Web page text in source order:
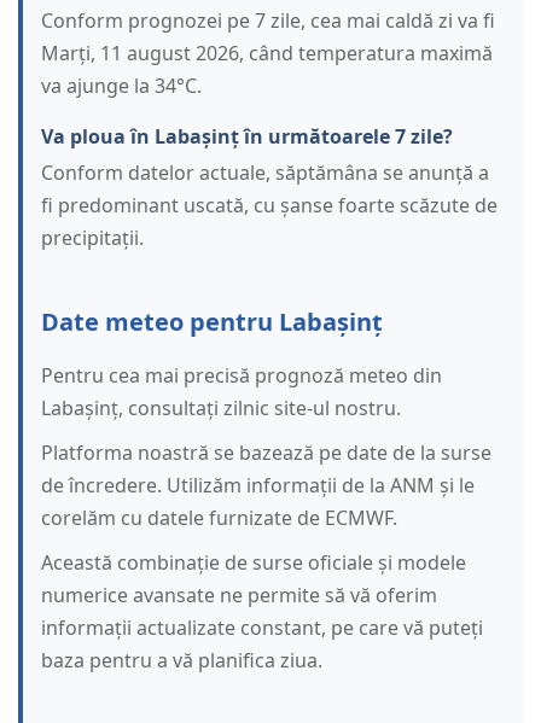
Conform prognozei pe 7 zile, cea mai caldă zi va fi
Marți, 11 august 2026, când temperatura maximă
va ajunge la 34°C.
Va ploua în Labașinț în următoarele 7 zile?
Conform datelor actuale, săptămâna se anunță a
fi predominant uscată, cu șanse foarte scăzute de
precipitații.
Date meteo pentru Labașinț
Pentru cea mai precisă prognoză meteo din
Labașinț, consultați zilnic site-ul nostru.
Platforma noastră se bazează pe date de la surse
de încredere. Utilizăm informații de la ANM și le
corelăm cu datele furnizate de ECMWF.
Această combinație de surse oficiale și modele
numerice avansate ne permite să vă oferim
informații actualizate constant, pe care vă puteți
baza pentru a vă planifica ziua.